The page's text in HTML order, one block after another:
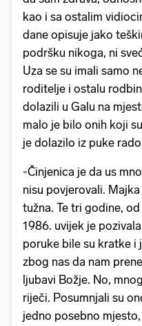
kao i sa ostalim
dane opisuje jako
podršku nikoga, ni
Uza se su imali samo
roditelje i ostalu
dolazili u Galu na
malo je bilo onih koji
je dolazilo iz puke
-Činjenica je da us
nisu povjerovali.
tužna. Te tri godine,
1986. uvijek je
poruke bile su kratke i
zbog nas da nam
ljubavi Božje. No,
riječi. Posumnjali su
jedno posebno